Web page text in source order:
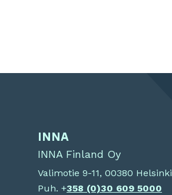
INNA
INNA Finland Oy
Valimotie 9-11, 00380 Helsinki
Puh. +358 (0)30 609 5000